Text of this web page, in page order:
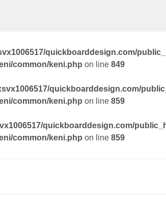
quickboarddesign.com/
common/keni.php on line 849
quickboarddesign.com/
common/keni.php on line 859
quickboarddesign.com/
common/keni.php on line 859